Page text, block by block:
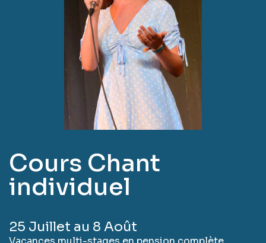
Cours Chant
individuel
25 Juillet au 8 Août